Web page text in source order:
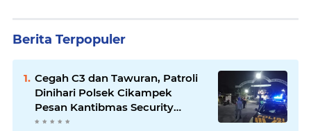
Berita Terpopuler
Cegah C3 dan Tawuran, Patroli
Dinihari Polsek Cikampek
Pesan Kantibmas Security
Perumahan